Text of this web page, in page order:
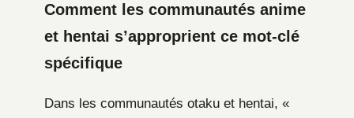
Comment les communautés anime
et hentai s’approprient ce mot-clé
spécifique
Dans les communautés otaku et hentai, «